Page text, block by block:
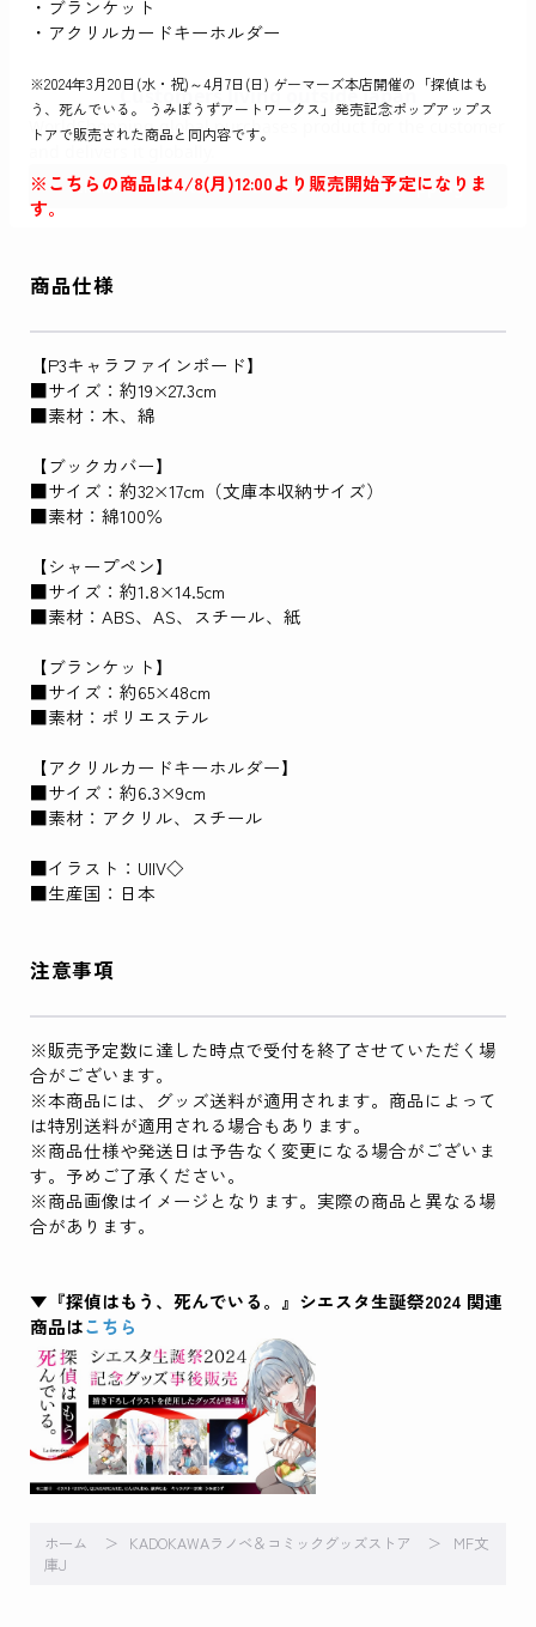
・ブランケット
・アクリルカードキーホルダー
※2024年3月20日(水・祝)～4月7日(日) ゲーマーズ本店開催の「探偵はも
う、死んでいる。 うみぼうずアートワークス」発売記念ポップアップス
トアで販売された商品と同内容です。
※こちらの商品は4/8(月)12:00より販売開始予定になりま
す。
商品仕様
【P3キャラファインボード】
■サイズ：約19×27.3cm
■素材：木、綿
【ブックカバー】
■サイズ：約32×17cm（文庫本収納サイズ）
■素材：綿100％
【シャープペン】
■サイズ：約1.8×14.5cm
■素材：ABS、AS、スチール、紙
【ブランケット】
■サイズ：約65×48cm
■素材：ポリエステル
【アクリルカードキーホルダー】
■サイズ：約6.3×9cm
■素材：アクリル、スチール
■イラスト：UIIV◇
■生産国：日本
注意事項
※販売予定数に達した時点で受付を終了させていただく場
合がございます。
※本商品には、グッズ送料が適用されます。商品によって
は特別送料が適用される場合もあります。
※商品仕様や発送日は予告なく変更になる場合がございま
す。予めご了承ください。
※商品画像はイメージとなります。実際の商品と異なる場
合があります。
▼『探偵はもう、死んでいる。』シエスタ生誕祭2024 関連
商品はこちら
ホーム KADOKAWAラノベ＆コミックグッズストア
MF文
庫J